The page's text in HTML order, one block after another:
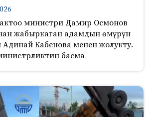
министри Дамир Осмонов
жабыркаган адамдын өмүрүн
Адинай Кабенова менен жолукту.
басма